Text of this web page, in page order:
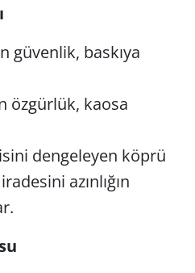
güvenlik, baskıya
özgürlük, kaosa
dengeleyen köprü
azınlığın